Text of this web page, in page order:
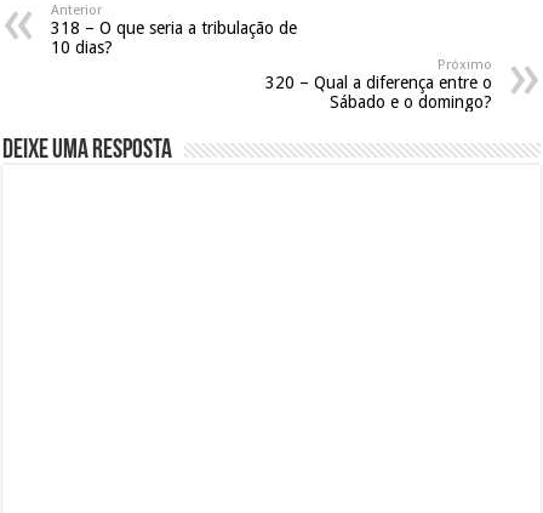
Anterior
318 – O que seria a tribulação de
10 dias?
Próximo
320 – Qual a diferença entre o
Sábado e o domingo?
Deixe uma resposta